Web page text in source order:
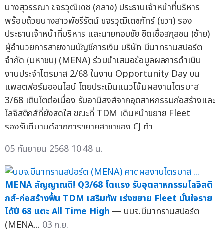
นางสุวรรณา ขจรวุฒิเดช (กลาง) ประธานเจ้าหน้าที่บริหาร
พร้อมด้วยนางสาวพัชรีรัตน์ ขจรวุฒิเดชภัทร์ (ขวา) รอง
ประธานเจ้าหน้าที่บริหาร และนายกอบชัย ชิดเชื้อสกุลชน (ซ้าย)
ผู้อำนวยการสายงานบัญชีการเงิน บริษัท มีนาทรานสปอร์ต
จำกัด (มหาชน) (MENA) ร่วมนำเสนอข้อมูลผลการดำเนิน
งานประจำไตรมาส 2/68 ในงาน Opportunity Day บน
แพลตฟอร์มออนไลน์ โดยประเมินแนวโน้มผลงานไตรมาส
3/68 เติบโตต่อเนื่อง รับอานิสงส์จากอุตสาหกรรมก่อสร้างและ
โลจิสติกส์ที่ยังสดใส ขณะที่ TDM เดินหน้าขยาย Fleet
รองรับดีมานด์จากการขยายสาขาของ CJ ทำ
05 กันยายน 2568 10:48 น.
MENA สัญญาณดี! Q3/68 โตแรง รับอุตสาหกรรมโลจิสติ
กส์-ก่อสร้างฟื้น TDM เสริมทัพ เร่งขยาย Fleet มั่นใจราย
ได้ปี 68 แตะ All Time High — บมจ.มีนาทรานสปอร์ต
(MENA... 03 ก.ย.